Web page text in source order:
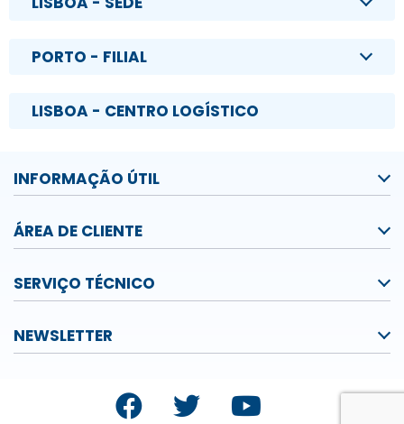
PORTO - FILIAL
LISBOA - CENTRO LOGÍSTICO
INFORMAÇÃO ÚTIL
ÁREA DE CLIENTE
SERVIÇO TÉCNICO
NEWSLETTER